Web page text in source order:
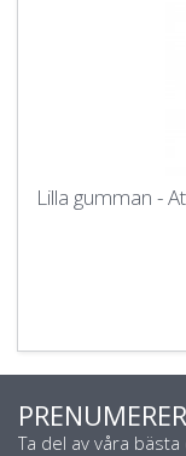
Lilla gumman -
Ta del av våra